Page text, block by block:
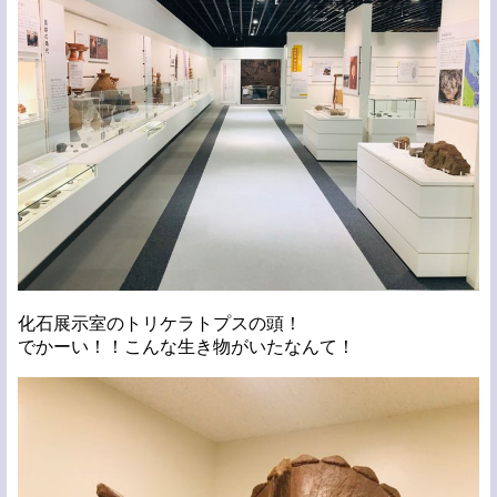
化石展示室のトリケラトプスの頭！
でかーい！！こんな生き物がいたなんて！